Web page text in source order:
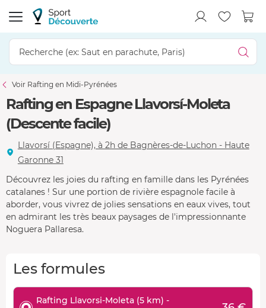
Voir Rafting en Midi-Pyrénées
Rafting en Espagne Llavorsí-Moleta
(Descente facile)
Llavorsí (Espagne), à 2h de Bagnères-de-Luchon - Haute
Garonne 31
Découvrez les joies du rafting en famille dans les Pyrénées
catalanes ! Sur une portion de rivière espagnole facile à
aborder, vous vivrez de jolies sensations en eaux vives, tout
en admirant les très beaux paysages de l'impressionnante
Noguera Pallaresa.
Les formules
Rafting Llavorsi-Moleta (5 km) -